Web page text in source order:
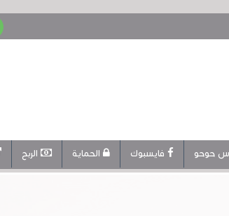
حوحو فايسبوك الحماية الربح